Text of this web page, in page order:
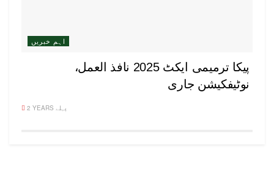
اہم خبریں
پیکا ترمیمی ایکٹ 2025 نافذ العمل،
نوٹیفکیشن جاری
2 YEARS پہلے